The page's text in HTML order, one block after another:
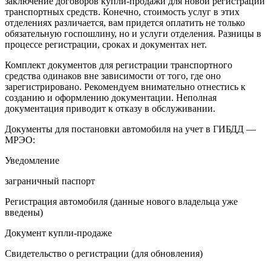
транспортных средств. Конечно, стоимость услуг в этих
отделениях различается, вам придется оплатить не только
обязательную госпошлину, но и услуги отделения. Разницы в
процессе регистрации, сроках и документах нет.
Комплект документов для регистрации транспортного
средства одинаков вне зависимости от того, где оно
зарегистрировано. Рекомендуем внимательно отнестись к
созданию и оформлению документации. Неполная
документация приводит к отказу в обслуживании.
Документы для постановки автомобиля на учет в ГИБДД —
МРЭО:
Уведомление
заграничный паспорт
Регистрация автомобиля (данные нового владельца уже
введены)
Документ купли-продаже
Свидетельство о регистрации (для обновления)